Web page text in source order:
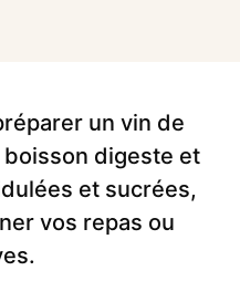
un vin de
digeste et
et sucrées,
vos repas ou